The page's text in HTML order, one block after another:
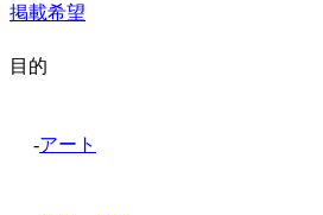
掲載希望
目的
-アート